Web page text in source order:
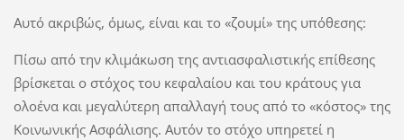
Αυτό ακριβώς, όμως, είναι και το «ζουμί» της υπόθεσης:
Πίσω από την κλιμάκωση της αντιασφαλιστικής επίθεσης
βρίσκεται ο στόχος του κεφαλαίου και του κράτους για
ολοένα και μεγαλύτερη απαλλαγή τους από το «κόστος» της
Κοινωνικής Ασφάλισης. Αυτόν το στόχο υπηρετεί η